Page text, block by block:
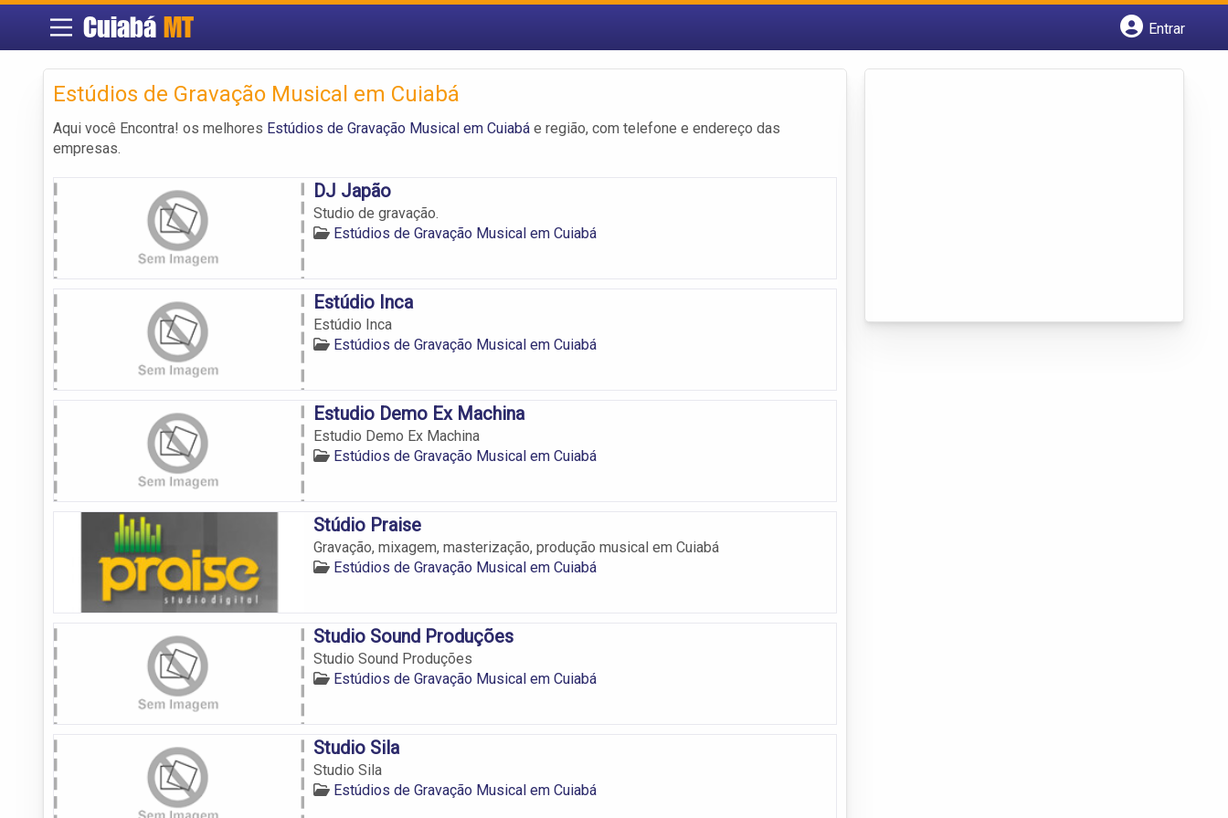
Cuiabá MT
Entrar
Estúdios de Gravação Musical em Cuiabá
Aqui você Encontra! os melhores Estúdios de Gravação Musical em Cuiabá e região, com telefone e endereço das
empresas.
DJ Japão
Studio de gravação.
Estúdios de Gravação Musical em Cuiabá
Estúdio Inca
Estúdio Inca
Estúdios de Gravação Musical em Cuiabá
Estudio Demo Ex Machina
Estudio Demo Ex Machina
Estúdios de Gravação Musical em Cuiabá
Stúdio Praise
Gravação, mixagem, masterização, produção musical em Cuiabá
Estúdios de Gravação Musical em Cuiabá
Studio Sound Produções
Studio Sound Produções
Estúdios de Gravação Musical em Cuiabá
Studio Sila
Studio Sila
Estúdios de Gravação Musical em Cuiabá